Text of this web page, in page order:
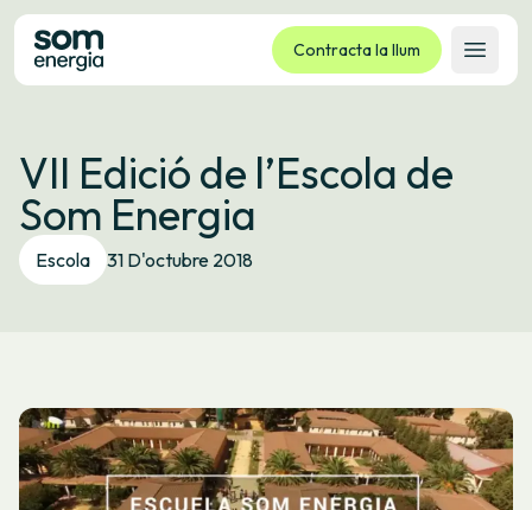
Contracta la llum
Obrir
Tarifes
Serveis
Empreses
La cooperativa
Idioma: ES CA GL EU
VII Edició de l’Escola de
Som Energia
Escola 31 D'octubre 2018